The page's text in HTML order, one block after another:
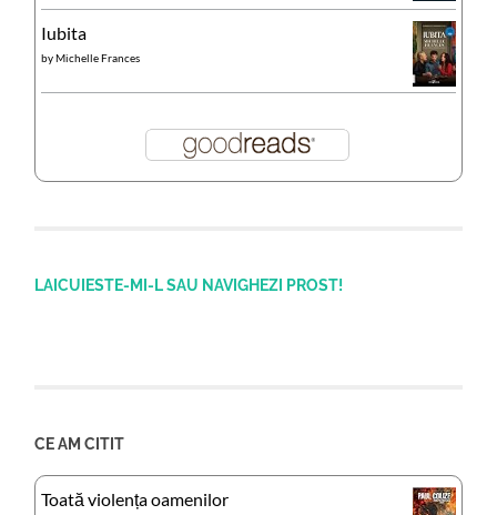
Iubita
byMichelle Frances
LAICUIESTE-MI-L SAU NAVIGHEZI PROST!
CE AM CITIT
Toată violența oamenilor